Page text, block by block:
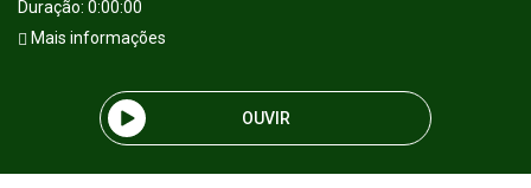
Duração: 0:00:00
Mais informações
OUVIR